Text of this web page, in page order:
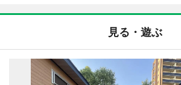
見る・遊ぶ